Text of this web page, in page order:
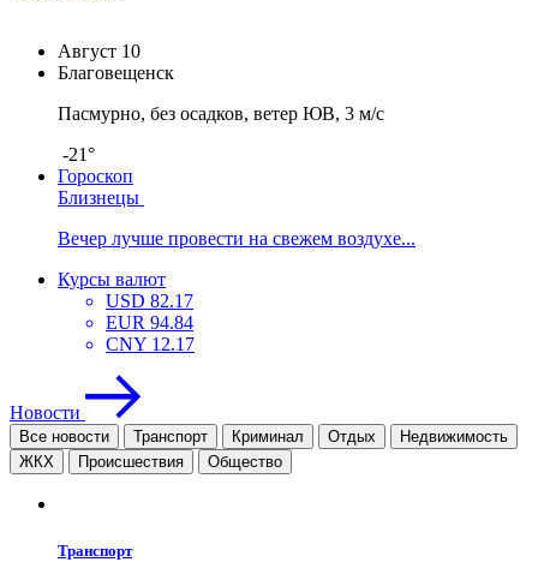
Август 10
Благовещенск
Пасмурно, без осадков, ветер ЮВ, 3 м/с
-21°
Гороскоп
Близнецы
Вечер лучше провести на свежем воздухе...
Курсы валют
USD 82.17
EUR 94.84
CNY 12.17
Новости
Все новости Транспорт Криминал Отдых
Недвижимость
ЖКХ
Проиcшествия Общество
Транспорт